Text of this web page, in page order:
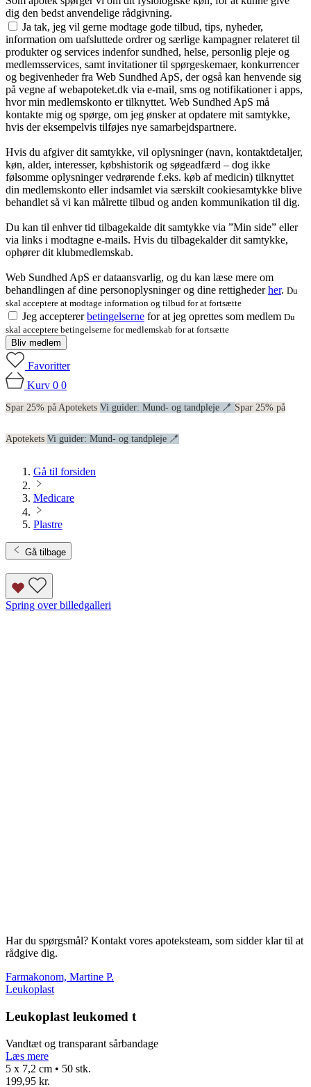
dig den bedst anvendelige rådgivning.
Ja tak, jeg vil gerne modtage gode tilbud, tips, nyheder,
information om uafsluttede ordrer og særlige kampagner relateret til
produkter og services indenfor sundhed, helse, personlig pleje og
medlemsservices, samt invitationer til spørgeskemaer, konkurrencer
og begivenheder fra Web Sundhed ApS, der også kan henvende sig
på vegne af webapoteket.dk via e-mail, sms og notifikationer i apps,
hvor min medlemskonto er tilknyttet. Web Sundhed ApS må
kontakte mig og spørge, om jeg ønsker at opdatere mit samtykke,
hvis der eksempelvis tilføjes nye samarbejdspartnere.
Hvis du afgiver dit samtykke, vil oplysninger (navn, kontaktdetaljer,
køn, alder, interesser, købshistorik og søgeadfærd – dog ikke
følsomme oplysninger vedrørende f.eks. køb af medicin) tilknyttet
din medlemskonto eller indsamlet via særskilt cookiesamtykke blive
behandlet så vi kan målrette tilbud og anden kommunikation til dig.
Du kan til enhver tid tilbagekalde dit samtykke via ”Min side” eller
via links i modtagne e-mails. Hvis du tilbagekalder dit samtykke,
ophører dit klubmedlemskab.
Web Sundhed ApS er dataansvarlig, og du kan læse mere om
behandlingen af dine personoplysninger og dine rettighederher. Du
skal acceptere at modtage information og tilbud for at fortsætte
Jeg acceptererbetingelserne for at jeg oprettes som medlem Du
skal acceptere betingelserne for medlemskab for at fortsætte
Bliv medlem
Favoritter
Kurv 0 0
Spar 25% på Apotekets Vi guider: Mund- og tandpleje 🪥 Spar 25% på
Apotekets Vi guider: Mund- og tandpleje 🪥
Gå til forsiden
Medicare
Plastre
Gå tilbage
Spring over billedgalleri
Har du spørgsmål? Kontakt vores apoteksteam, som sidder klar til at
rådgive dig.
Farmakonom, Martine P.
Leukoplast
Leukoplast leukomed t
Vandtæt og transparant sårbandage
Læs mere
5 x 7,2 cm • 50 stk.
199,95 kr.